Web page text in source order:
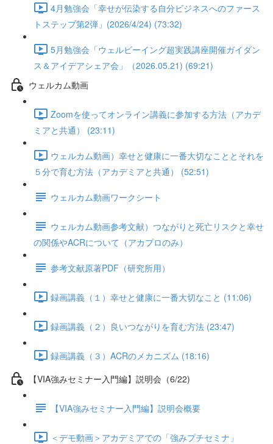
4月勉強会「幸せが伝染する自分ビジネスへのファース
トステップ第2弾」(2026/4/24) (73:32)
5月勉強会「ウェルビーイング超実践講座開催ガイダン
ス＆アイデアシェア会」（2026.05.21) (69:21)
ウェルカム動画
Zoomを使ってオンライン講義に参加する方法（アカデ
ミアと共通） (23:11)
ウェルカム動画）幸せと健康に一番大切なこととそれを
５分で育む方法（アカデミアと共通） (52:51)
ウェルカム動画ワークシート
ウェルカム動画参考文献）つながりと死亡リスクと幸せ
の関係やACRについて（アカプロのみ）
参考文献原著PDF（研究所用）
録画講義（１）幸せと健康に一番大切なこと (11:06)
録画講義（２）良いつながりを育む方法 (23:47)
録画講義（３）ACRのメカニズム (18:16)
【VIA強みセミナー入門編】説明会（6/22)
【VIA強みセミナー入門編】説明会概要
＜デモ動画＞アカデミアでの「強みプチセミナ」